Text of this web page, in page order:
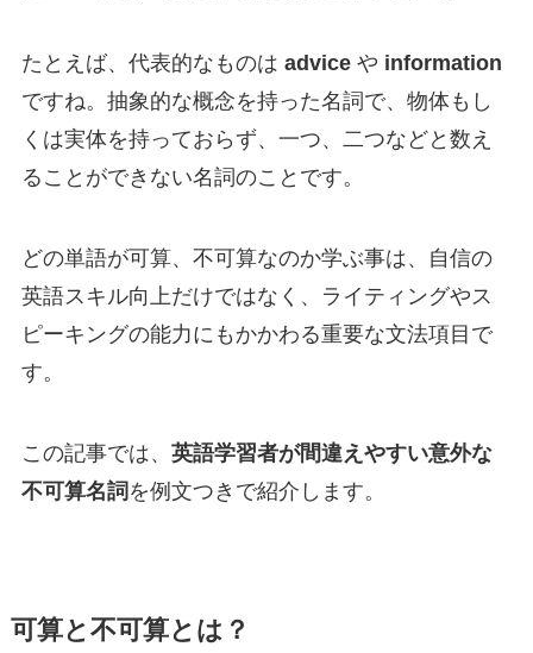
たとえば、代表的なものは adviceや information
ですね。抽象的な概念を持った名詞で、物体もし
くは実体を持っておらず、一つ、二つなどと数え
ることができない名詞のことです。
どの単語が可算、不可算なのか学ぶ事は、自信の
英語スキル向上だけではなく、ライティングやス
ピーキングの能力にもかかわる重要な文法項目で
す。
この記事では、 英語学習者が間違えやすい意外な
不可算名詞 を例文つきで紹介します。
可算と不可算とは？